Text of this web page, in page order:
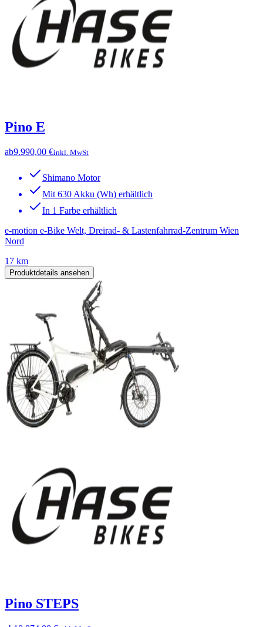
Pino E
ab9.990,00 €inkl. MwSt
Shimano Motor
Mit 630 Akku (Wh) erhältlich
In 1 Farbe erhältlich
e-motion e-Bike Welt, Dreirad- & Lastenfahrrad-Zentrum Wien
Nord
17 km
Produktdetails ansehen
Pino STEPS